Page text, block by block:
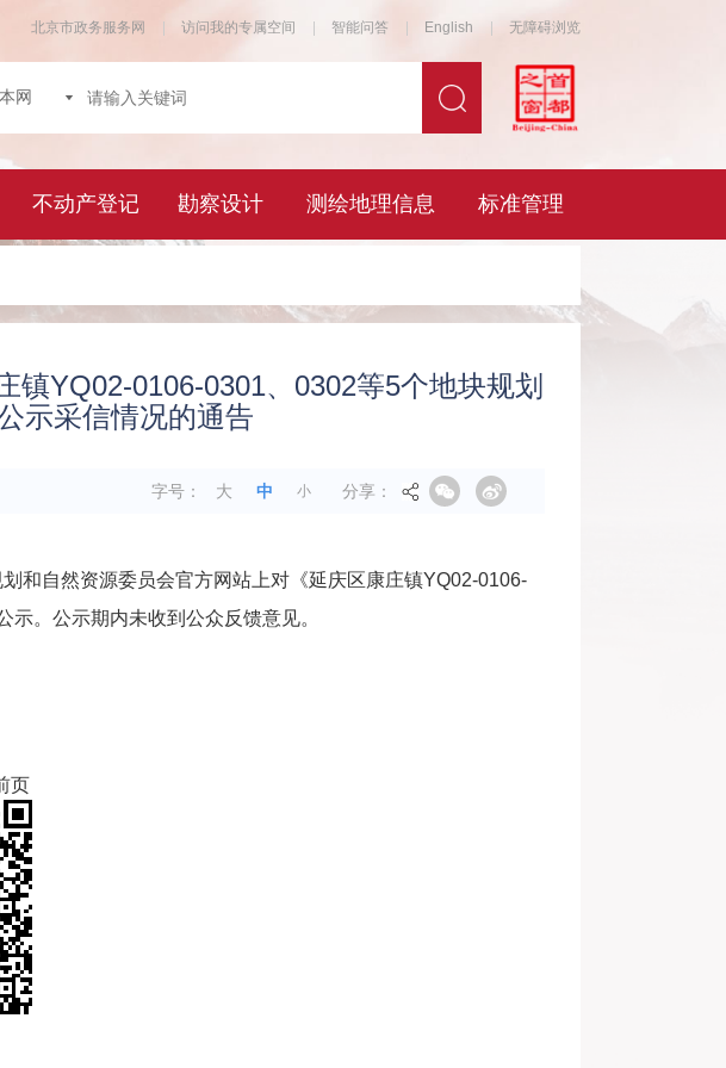
YQ02-0106-0301、0302等5个地块规划
示采信情况的通告
字号： 大 中 小 分享：
和自然资源委员会官方网站上对《延庆区康庄镇YQ02-0106-
。公示期内未收到公众反馈意见。
页